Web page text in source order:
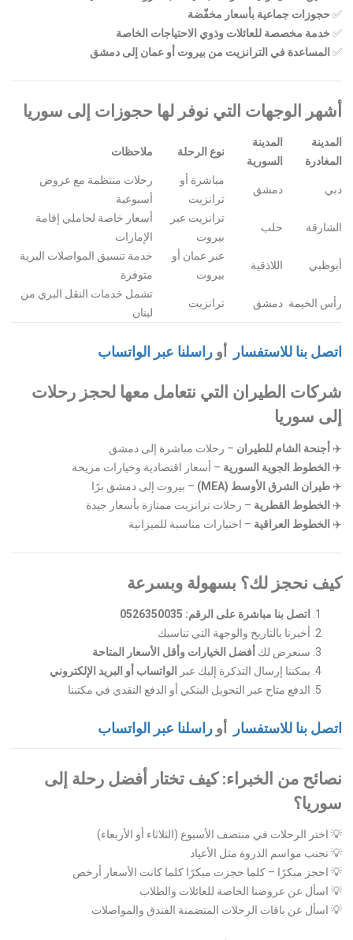
✅ حجوزات جماعية بأسعار مخفّضة
✅ خدمة مخصصة للعائلات وذوي الاحتياجات الخاصة
✅ المساعدة في الترانزيت من بيروت أو عمان إلى دمشق
أشهر الوجهات التي نوفر لها حجوزات إلى سوريا
المدينة
المغادرة
المدينة
السورية
نوع الرحلة ملاحظات
دبي دمشق
مباشرة أو
ترانزيت
رحلات منتظمة مع عروض
أسبوعية
الشارقة حلب
ترانزيت عبر
بيروت
أسعار خاصة لحاملي إقامة
الإمارات
أبوظبي اللاذقية
عبر عمان أو
بيروت
خدمة تنسيق المواصلات البرية
متوفرة
رأس الخيمة دمشق ترانزيت
تشمل خدمات النقل البري من
لبنان
اتصل بنا للاستفسار أو راسلنا عبر الواتساب
شركات الطيران التي نتعامل معها لحجز رحلات
إلى سوريا
✈️ أجنحة الشام للطيران – رحلات مباشرة إلى دمشق
✈️ الخطوط الجوية السورية – أسعار اقتصادية وخيارات مريحة
✈️ طيران الشرق الأوسط (MEA)
– بيروت إلى دمشق برًا
✈️ الخطوط القطرية – رحلات ترانزيت ممتازة بأسعار جيدة
✈️ الخطوط العراقية – اختيارات مناسبة للميزانية
كيف نحجز لك؟ بسهولة وبسرعة
اتصل بنا مباشرة على الرقم: 0526350035
أخبرنا بالتاريخ والوجهة التي تناسبك
سنعرض لك أفضل الخيارات وأقل الأسعار المتاحة
يمكننا إرسال التذكرة إليك عبر
الواتساب أو البريد الإلكتروني
الدفع متاح عبر التحويل البنكي أو الدفع النقدي في مكتبنا
اتصل بنا للاستفسار أو راسلنا عبر الواتساب
نصائح من الخبراء: كيف تختار أفضل رحلة إلى
سوريا؟
💡 اختر الرحلات في منتصف الأسبوع (الثلاثاء أو الأربعاء)
💡 تجنب مواسم الذروة مثل الأعياد
💡 احجز مبكرًا – كلما حجزت مبكرًا كلما كانت الأسعار أرخص
💡 اسأل عن عروضنا الخاصة للعائلات والطلاب
💡 اسأل عن باقات الرحلات المتضمنة الفندق والمواصلات